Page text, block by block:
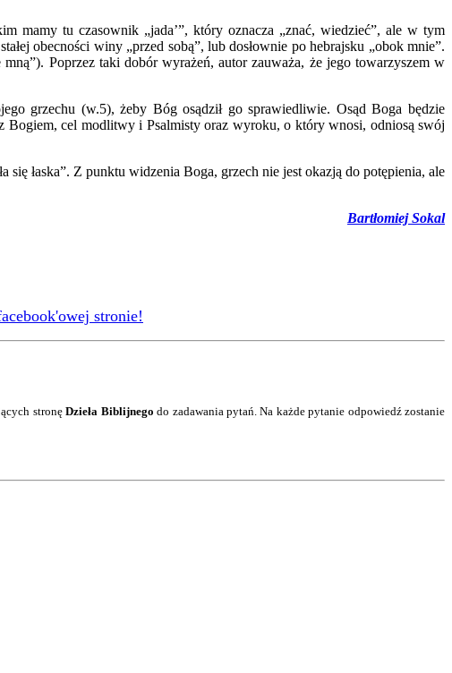
mamy tu czasownik „jada’”, który oznacza „znać, wiedzieć”, ale w tym
obecności winy „przed sobą”, lub dosłownie po hebrajsku „obok mnie”.
Poprzez taki dobór wyrażeń, autor zauważa, że jego towarzyszem w
grzechu (w.5), żeby Bóg osądził go sprawiedliwie. Osąd Boga będzie
Bogiem, cel modlitwy i Psalmisty oraz wyroku, o który wnosi, odniosą swój
łaska”. Z punktu widzenia Boga, grzech nie jest okazją do potępienia, ale
Bartłomiej Sokal
stronie!
stronęDzieła Biblijnego do zadawania pytań. Na każde pytanie odpowiedźzostanie